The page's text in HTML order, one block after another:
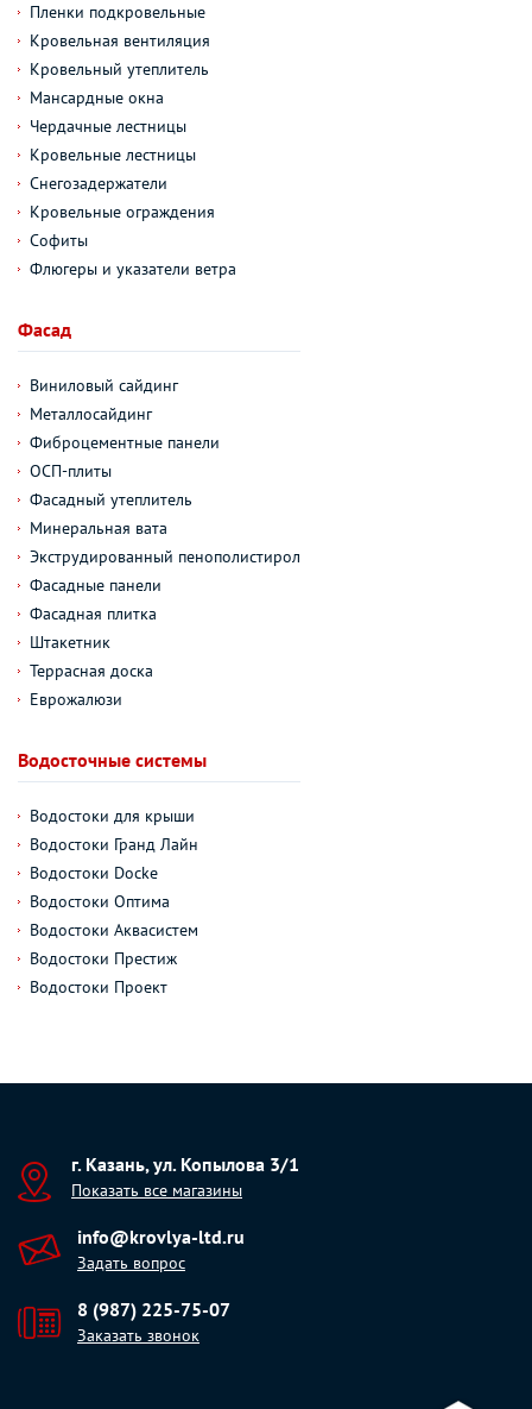
Пленки подкровельные
Кровельная вентиляция
Кровельный утеплитель
Мансардные окна
Чердачные лестницы
Кровельные лестницы
Снегозадержатели
Кровельные ограждения
Софиты
Флюгеры и указатели ветра
Фасад
Виниловый сайдинг
Металлосайдинг
Фиброцементные панели
ОСП-плиты
Фасадный утеплитель
Минеральная вата
Экструдированный пенополистирол
Фасадные панели
Фасадная плитка
Штакетник
Террасная доска
Еврожалюзи
Водосточные системы
Водостоки для крыши
Водостоки Гранд Лайн
Водостоки Docke
Водостоки Оптима
Водостоки Аквасистем
Водостоки Престиж
Водостоки Проект
г. Казань, ул. Копылова 3/1
Показать все магазины
info@krovlya-ltd.ru
Задать вопрос
8 (987) 225-75-07
Заказать звонок